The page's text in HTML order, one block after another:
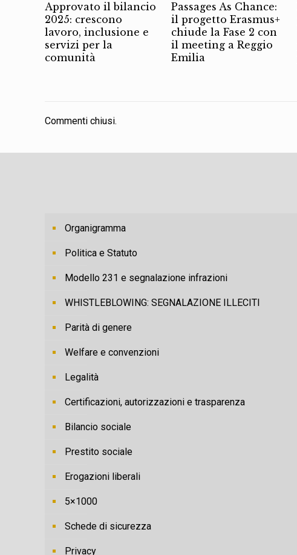
Approvato il bilancio
2025: crescono
lavoro, inclusione e
servizi per la
comunità
Passages As Chance:
il progetto Erasmus+
chiude la Fase 2 con
il meeting a Reggio
Emilia
Commenti chiusi.
Organigramma
Politica e Statuto
Modello 231 e segnalazione infrazioni
WHISTLEBLOWING: SEGNALAZIONE ILLECITI
Parità di genere
Welfare e convenzioni
Legalità
Certificazioni, autorizzazioni e trasparenza
Bilancio sociale
Prestito sociale
Erogazioni liberali
5×1000
Schede di sicurezza
Privacy